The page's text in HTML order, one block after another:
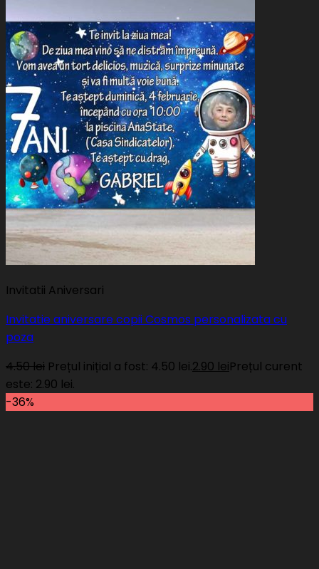
Invitatii Aniversari
Invitatie aniversare copii Cosmos personalizata cu
poza
4.50lei Prețul inițial a fost: 4.50 lei.2.90 leiPrețul curent
este: 2.90 lei.
-36%